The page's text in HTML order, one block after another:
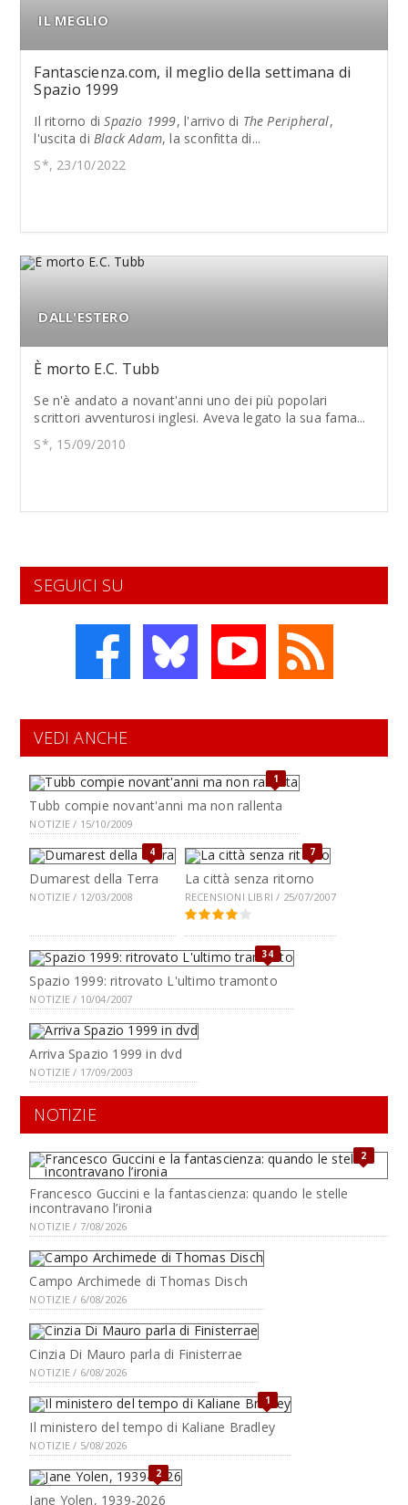
IL MEGLIO
Fantascienza.com, il meglio della settimana di
Spazio 1999
Il ritorno diSpazio 1999, l'arrivo di The Peripheral,
l'uscita di Black Adam, la sconfitta di...
S*, 23/10/2022
DALL'ESTERO
È morto E.C. Tubb
Se n'è andato a novant'anni uno dei più popolari
scrittori avventurosi inglesi. Aveva legato la sua fama...
S*, 15/09/2010
SEGUICI SU
VEDI ANCHE
1
Tubb compie novant'anni ma non rallenta
NOTIZIE / 15/10/2009
4
Dumarest della Terra
NOTIZIE / 12/03/2008
7
La città senza ritorno
RECENSIONI LIBRI / 25/07/2007
34
Spazio 1999: ritrovato L'ultimo tramonto
NOTIZIE / 10/04/2007
Arriva Spazio 1999 in dvd
NOTIZIE / 17/09/2003
NOTIZIE
2
Francesco Guccini e la fantascienza: quando le stelle
incontravano l’ironia
NOTIZIE / 7/08/2026
Campo Archimede di Thomas Disch
NOTIZIE / 6/08/2026
Cinzia Di Mauro parla di Finisterrae
NOTIZIE / 6/08/2026
1
Il ministero del tempo di Kaliane Bradley
NOTIZIE / 5/08/2026
2
Jane Yolen, 1939-2026